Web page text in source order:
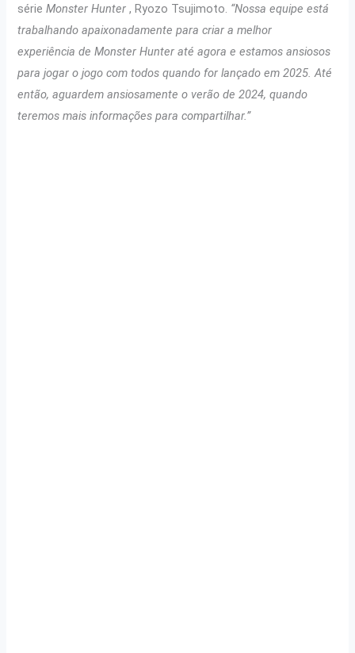
sérieMonster Hunter , Ryozo Tsujimoto. “Nossa equipe está
trabalhando apaixonadamente para criar a melhor
experiência de Monster Hunter até agora e estamos ansiosos
para jogar o jogo com todos quando for lançado em 2025. Até
então, aguardem ansiosamente o verão de 2024, quando
teremos mais informações para compartilhar.”